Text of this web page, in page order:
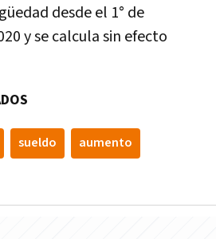
desde el 1° de
y se calcula sin efecto
sueldo aumento